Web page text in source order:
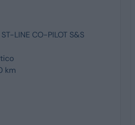
ST-LINE CO-PILOT S&S
km